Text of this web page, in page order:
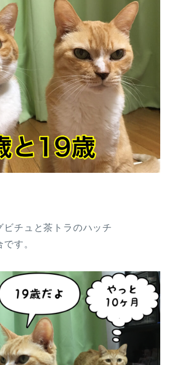
ビチュと茶トラのハッチ
す。